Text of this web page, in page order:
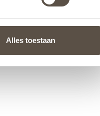
Alles toestaan